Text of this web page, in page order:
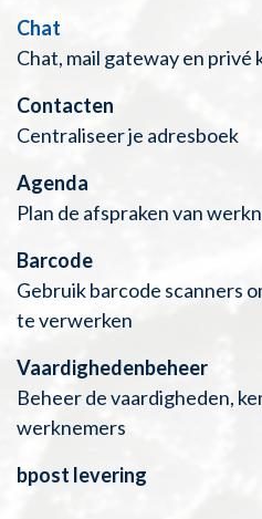
Chat
Chat, mail gateway en privé
Contacten
Centraliseer je adresboek
Agenda
Plan de afspraken van
Barcode
Gebruik barcode scanners
te verwerken
Vaardighedenbeheer
Beheer de vaardigheden,
werknemers
bpost levering